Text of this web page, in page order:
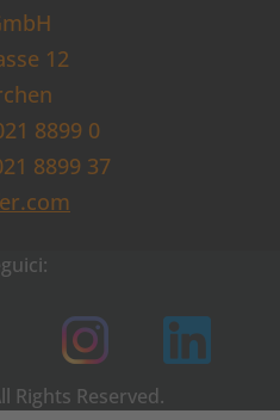
12
8899 0
8899 37
Rights Reserved.